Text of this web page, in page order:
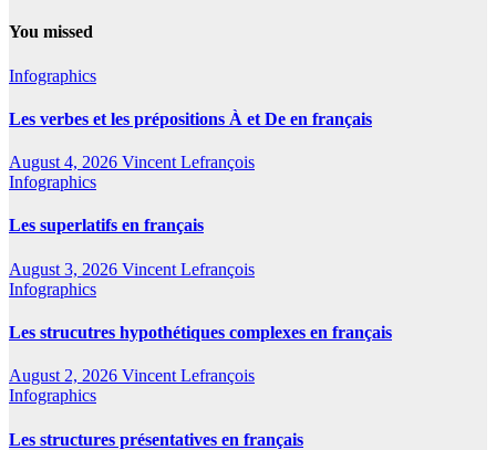
You missed
Infographics
Les verbes et les prépositions À et De en français
August 4, 2026 Vincent Lefrançois
Infographics
Les superlatifs en français
August 3, 2026 Vincent Lefrançois
Infographics
Les strucutres hypothétiques complexes en français
August 2, 2026 Vincent Lefrançois
Infographics
Les structures présentatives en français